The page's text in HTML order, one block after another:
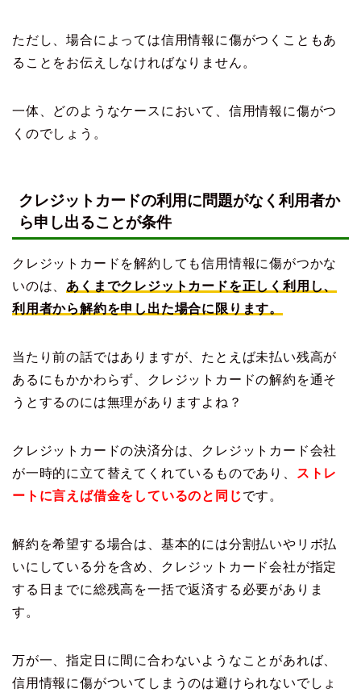
ただし、場合によっては信用情報に傷がつくこともあ
ることをお伝えしなければなりません。
一体、どのようなケースにおいて、信用情報に傷がつ
くのでしょう。
クレジットカードの利用に問題がなく利用者か
ら申し出ることが条件
クレジットカードを解約しても信用情報に傷がつかな
いのは、 あくまでクレジットカードを正しく利用し、
利用者から解約を申し出た場合に限ります。
当たり前の話ではありますが、たとえば未払い残高が
あるにもかかわらず、クレジットカードの解約を通そ
うとするのには無理がありますよね？
クレジットカードの決済分は、クレジットカード会社
が一時的に立て替えてくれているものであり、
ストレ
ートに言えば借金をしているのと同じです。
解約を希望する場合は、基本的には分割払いやリボ払
いにしている分を含め、クレジットカード会社が指定
する日までに総残高を一括で返済する必要がありま
す。
万が一、指定日に間に合わないようなことがあれば、
信用情報に傷がついてしまうのは避けられないでしょ